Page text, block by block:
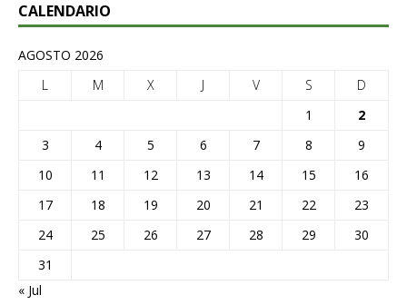
CALENDARIO
AGOSTO 2026
L
M X J V S
D
1
2
3
4 5 6 7 8
9
10
11 12 13 14 15
16
17
18 19 20 21 22
23
24
25 26 27 28 29
30
31
« Jul